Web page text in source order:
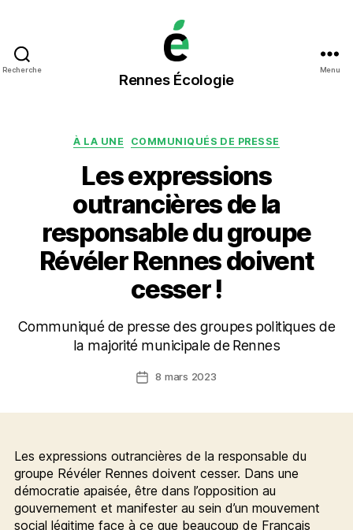
Recherche
Rennes
Écologie
Rennes Écologie
Menu
Catégories
À LA UNE COMMUNIQUÉS DE PRESSE
Les expressions
outrancières de la
responsable du groupe
Révéler Rennes doivent
cesser !
Communiqué de presse des groupes politiques de
la majorité municipale de Rennes
Date8 mars 2023
Les expressions outrancières de la responsable du
groupe Révéler Rennes doivent cesser. Dans une
démocratie apaisée, être dans l’opposition au
gouvernement et manifester au sein d’un mouvement
social légitime face à ce que beaucoup de Français